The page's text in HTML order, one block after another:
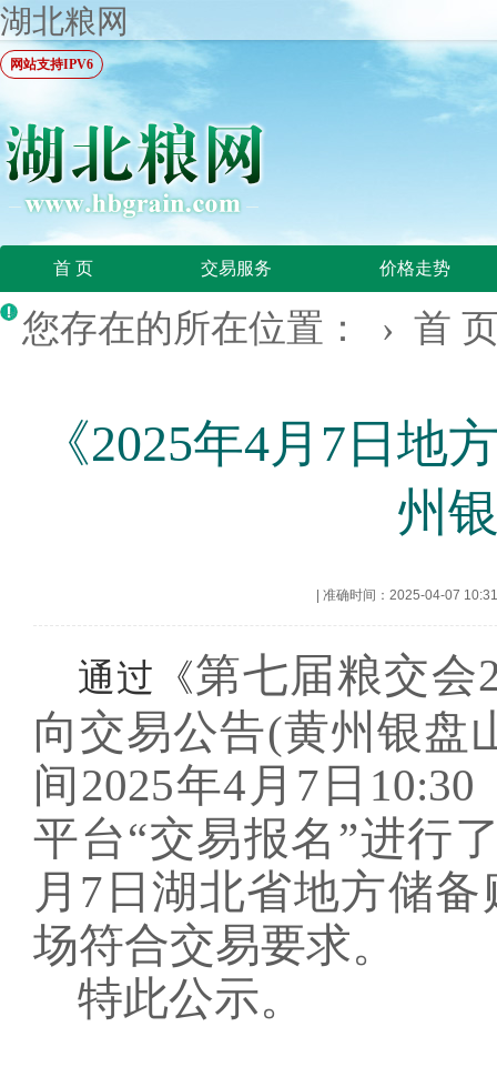
湖北粮网
网站支持IPV6
首 页 交易服务 价格走势
您存在的所在位置： › 首
《2025年4月7日
州
准确时间：2025-04-07 10:31
通过《第七届粮交会
向交易公告(黄州银盘
间2025年4月7日
平台“交易报名”进行
月7日湖北省地方储备
场符合交易要求。
特此公示。